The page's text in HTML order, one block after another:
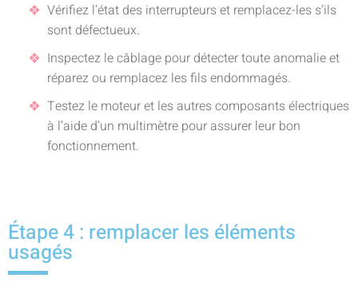
Vérifiez l’état des interrupteurs et remplacez-les s’ils
sont défectueux.
Inspectez le câblage pour détecter toute anomalie et
réparez ou remplacez les fils endommagés.
Testez le moteur et les autres composants électriques
à l’aide d’un multimètre pour assurer leur bon
fonctionnement.
Étape 4 : remplacer les éléments
usagés